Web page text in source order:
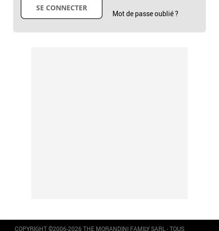
Mot de passe oublié ?
COPYRIGHT ©2006-2026 THE MORANDINI FAMILY SARL - TOUS